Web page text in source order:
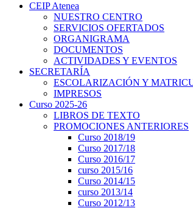
CEIP Atenea
NUESTRO CENTRO
SERVICIOS OFERTADOS
ORGANIGRAMA
DOCUMENTOS
ACTIVIDADES Y EVENTOS
SECRETARÍA
ESCOLARIZACIÓN Y
IMPRESOS
Curso 2025-26
LIBROS DE TEXTO
PROMOCIONES ANTERIORES
Curso 2018/19
Curso 2017/18
Curso 2016/17
curso 2015/16
Curso 2014/15
curso 2013/14
Curso 2012/13